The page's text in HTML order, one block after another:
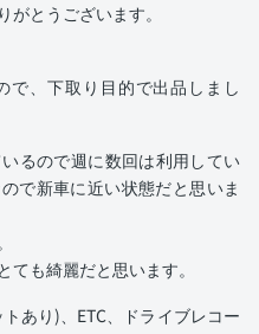
とうございます。
で、下取り目的で出品しまし
るので週に数回は利用してい
で新車に近い状態だと思いま
も綺麗だと思います。
あり)、ETC、ドライブレコー